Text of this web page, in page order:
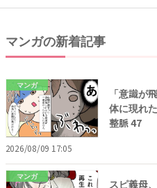
マンガの新着記事
マンガ
「意識が
体に現れ
整脈 47
2026/08/09 17:05
マンガ
スピ義母